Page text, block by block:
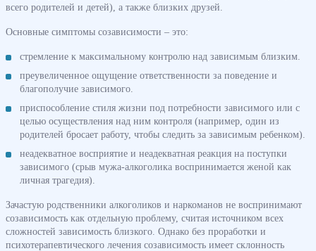
всего родителей и детей), а также близких друзей.
Основные симптомы созависимости – это:
стремление к максимальному контролю над зависимым близким.
преувеличенное ощущение ответственности за поведение и
благополучие зависимого.
приспособление стиля жизни под потребности зависимого или с
целью осуществления над ним контроля (например, один из
родителей бросает работу, чтобы следить за зависимым ребенком).
неадекватное восприятие и неадекватная реакция на поступки
зависимого (срыв мужа-алкоголика воспринимается женой как
личная трагедия).
Зачастую родственники алкоголиков и наркоманов не воспринимают
созависимость как отдельную проблему, считая источником всех
сложностей зависимость близкого. Однако без проработки и
психотерапевтического лечения созависимость имеет склонность